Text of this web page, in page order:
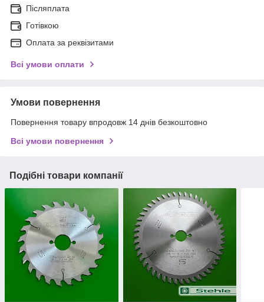
Післяплата
Готівкою
Оплата за реквізитами
Всі умови оплати
Умови повернення
Повернення товару впродовж 14 днів безкоштовно
Всі умови повернення
Подібні товари компанії